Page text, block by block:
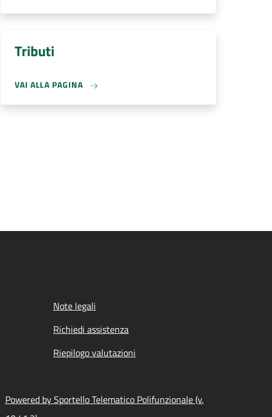
Tributi
VAI ALLA PAGINA
Note legali
Richiedi assistenza
Riepilogo valutazioni
Powered by Sportello Telematico Polifunzionale (v.